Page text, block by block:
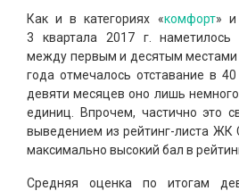
Как и в категориях «комфорт» и
3 квартала 2017 г. наметилось
между первым и десятым местами
года отмечалось отставание в
девяти месяцев оно лишь
единиц. Впрочем, частично это
выведением из рейтинг-листа ЖК
максимально высокий бал в
Средняя оценка по итогам